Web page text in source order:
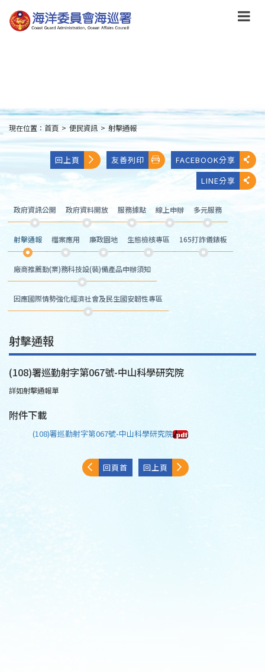
到
主
:::
現在位置： 首頁 > 便民資訊 > 射擊通報
回上頁 友善列印
FACEBOOK分享
LINE分享
政府資訊公開 政府資料開放 服務據點 線上申辦 多元服務
射擊通報 檔案應用 廉政園地 生態檢核專區 165打詐儀錶板
廠商推薦勤(業)務科技設(裝)備產品申辦須知
因應國際情勢強化經濟社會及民生國安韌性專區
射擊通報
(108)署巡勤射字第067號-中山科學研究院
詳如射擊通報單
附件下載
(108)署巡勤射字第067號-中山科學研究院
回頁首 回上頁